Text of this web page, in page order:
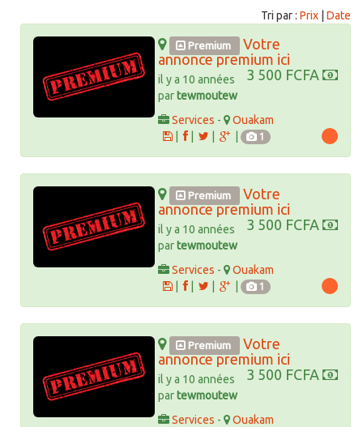
Tri par : Prix Date
Premium
Votre
annonce premium ici
3 500 FCFA
il y a 10 années
partewmoutew
Services -
Ouakam
|
1
Premium
Votre
annonce premium ici
3 500 FCFA
il y a 10 années
partewmoutew
Services -
Ouakam
|
1
Premium
Votre
annonce premium ici
3 500 FCFA
il y a 10 années
partewmoutew
Services -
Ouakam